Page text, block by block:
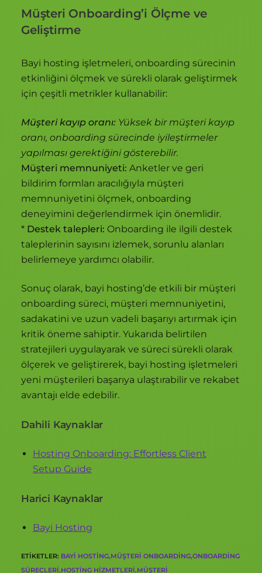
Müşteri Onboarding’i Ölçme ve
Geliştirme
Bayi hosting işletmeleri, onboarding sürecinin
etkinliğini ölçmek ve sürekli olarak geliştirmek
için çeşitli metrikler kullanabilir:
Müşteri kayıp oranı: Yüksek bir müşteri kayıp
oranı, onboarding sürecinde iyileştirmeler
yapılması gerektiğini gösterebilir.
Müşteri memnuniyeti: Anketler ve geri
bildirim formları aracılığıyla müşteri
memnuniyetini ölçmek, onboarding
deneyimini değerlendirmek için önemlidir.
* Destek talepleri: Onboarding ile ilgili destek
taleplerinin sayısını izlemek, sorunlu alanları
belirlemeye yardımcı olabilir.
Sonuç olarak, bayi hosting’de etkili bir müşteri
onboarding süreci, müşteri memnuniyetini,
sadakatini ve uzun vadeli başarıyı artırmak için
kritik öneme sahiptir. Yukarıda belirtilen
stratejileri uygulayarak ve süreci sürekli olarak
ölçerek ve geliştirerek, bayi hosting işletmeleri
yeni müşterileri başarıya ulaştırabilir ve rekabet
avantajı elde edebilir.
Dahili Kaynaklar
Hosting Onboarding: Effortless Client
Setup Guide
Harici Kaynaklar
Bayi Hosting
ETIKETLER: BAYI HOSTING,MÜŞTERI ONBOARDING,ONBOARDING
SÜREÇLERI,HOSTING HIZMETLERI,MÜŞTERI